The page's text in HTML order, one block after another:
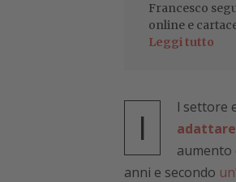
Francesco
online e
Leggi tutto
I l settore
adattare
aumento
anni e secondo